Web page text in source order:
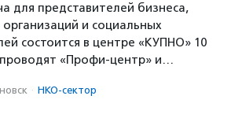
для представителей бизнеса,
и социальных
состоится в центре «КУПНО» 10
проводят «Профи-центр» и…
· НКО-сектор